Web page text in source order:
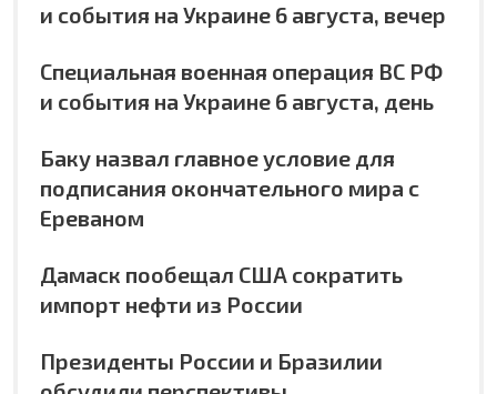
и события на Украине 6 августа, вечер
Специальная военная операция ВС РФ
и события на Украине 6 августа, день
Баку назвал главное условие для
подписания окончательного мира с
Ереваном
Дамаск пообещал США сократить
импорт нефти из России
Президенты России и Бразилии